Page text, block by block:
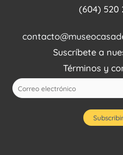
(604) 520
Suscríbete a
Términos y